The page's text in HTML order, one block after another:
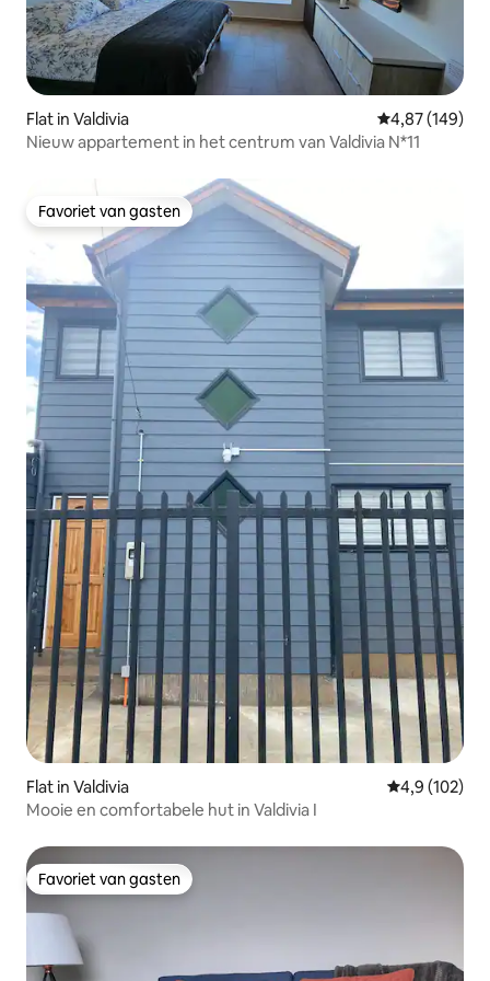
Flat in Valdivia Gemiddelde
4,87 (149)
Nieuw appartement in het centrum van Valdivia N*11
Favoriet van gasten
Favoriet van gasten
Flat in Valdivia Gemiddelde
4,9 (102)
Mooie en comfortabele hut in Valdivia I
Favoriet van gasten
Favoriet van gasten